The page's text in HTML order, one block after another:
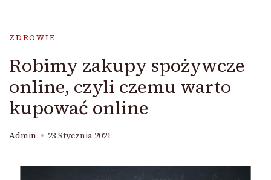
ZDROWIE
Robimy zakupy spożywcze
online, czyli czemu warto
kupować online
Admin 23 Stycznia 2021